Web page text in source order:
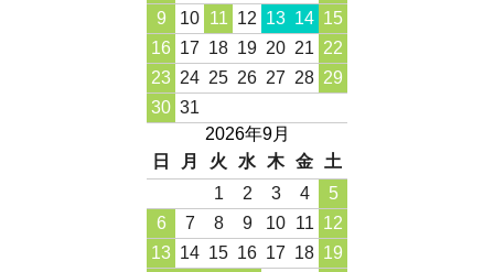
9
10 11 12 13 14 15
16 17 18 19 20 21 22
23 24 25 26 27 28 29
30 31
2026年9月
日
月 火 水 木 金
土
1
2 3 4
5
6
7 8 9 10 11 12
13 14 15 16 17 18 19